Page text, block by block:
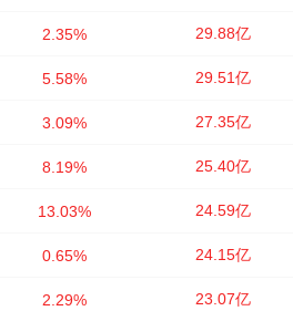
2.35% 29.88亿
5.58% 29.51亿
3.09% 27.35亿
8.19% 25.40亿
13.03% 24.59亿
0.65% 24.15亿
2.29% 23.07亿